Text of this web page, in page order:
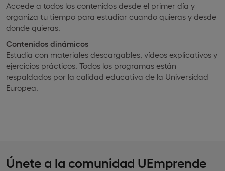
Accede a todos los contenidos desde el primer día y
organiza tu tiempo para estudiar cuando quieras y desde
donde quieras.
Contenidos dinámicos
Estudia con materiales descargables, vídeos explicativos y
ejercicios prácticos. Todos los programas están
respaldados por la calidad educativa de la Universidad
Europea.
Únete a la comunidad UEmprende